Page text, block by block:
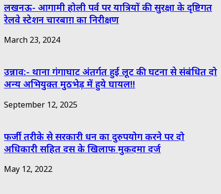
लखनऊ- आगामी होली पर्व पर यात्रियों की सुरक्षा के दृष्टिगत
रेलवे स्टेशन चारबाग़ का निरीक्षण
March 23, 2024
उन्नाव:- थाना गंगाघाट अंतर्गत हुई लूट की घटना से संबंधित दो
अन्य अभियुक्त मुठभेड़ में हुये घायल!!
September 12, 2025
फर्जी तरीके से सरकारी धन का दुरुपयोग करने पर दो
अधिकारी सहित दस के खिलाफ मुकदमा दर्ज
May 12, 2022